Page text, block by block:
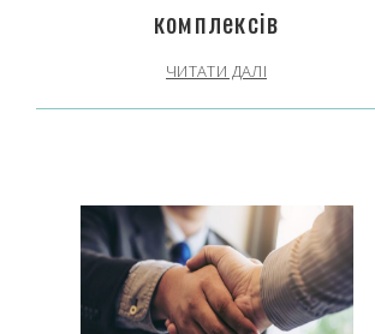
комплексів
ЧИТАТИ ДАЛІ